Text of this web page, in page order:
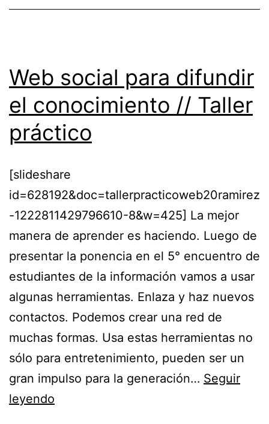
Bibliotic
Web social para difundir
el conocimiento // Taller
práctico
[slideshare
id=628192&doc=tallerpracticoweb20ramirez
-1222811429796610-8&w=425] La mejor
manera de aprender es haciendo. Luego de
presentar la ponencia en el 5° encuentro de
estudiantes de la información vamos a usar
algunas herramientas. Enlaza y haz nuevos
contactos. Podemos crear una red de
muchas formas. Usa estas herramientas no
sólo para entretenimiento, pueden ser un
gran impulso para la generación… Seguir
leyendo